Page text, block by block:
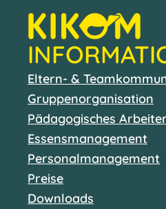
Eltern- &
Gruppenorganisation
Pädagogisches
Essensmanagement
Personalmanagement
Preise
Downloads